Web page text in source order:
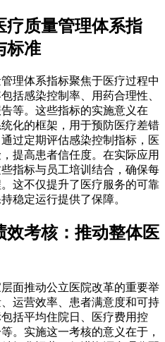
疗质量管理体系指
标准
理体系指标聚焦于医疗过程中
括感染控制率、用药合理性、
等。这些指标的实施意义在
化的框架，用于预防医疗差错
过定期评估感染控制指标，医
提高患者信任度。在实际应用
指标与员工培训结合，确保每
这不仅提升了医疗服务的可靠
稳定运行提供了保障。
效考核：推动整体医
面推动公立医院改革的重要举
运营效率、患者满意度和可持
括平均住院日、医疗费用控
。实施这一考核的意义在于，